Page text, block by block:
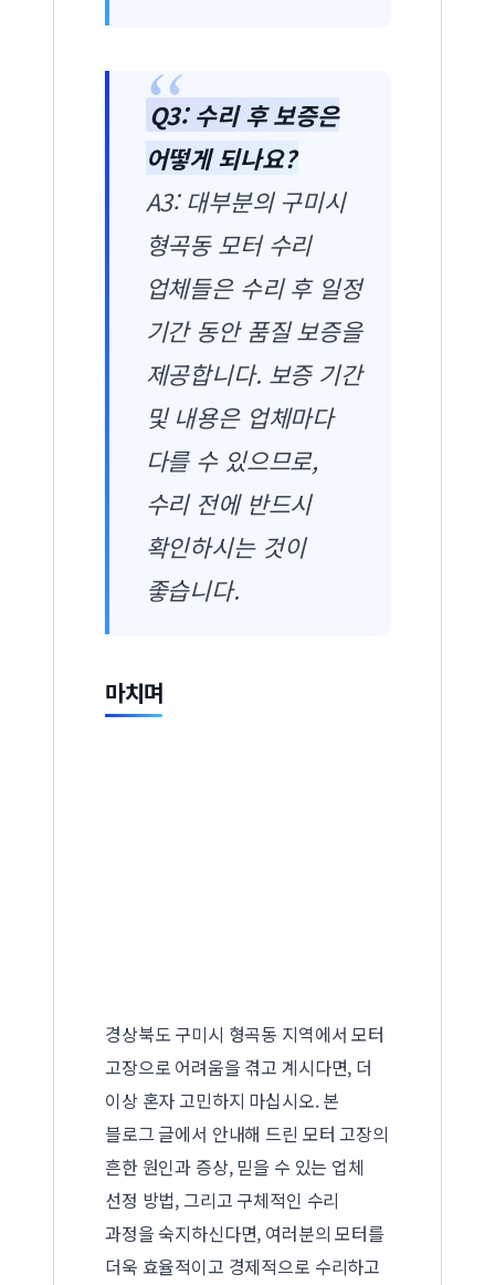
Q3: 수리 후 보증은
어떻게 되나요?
A3: 대부분의 구미시
형곡동 모터 수리
업체들은 수리 후 일정
기간 동안 품질 보증을
제공합니다. 보증 기간
및 내용은 업체마다
다를 수 있으므로,
수리 전에 반드시
확인하시는 것이
좋습니다.
마치며
경상북도 구미시 형곡동 지역에서 모터
고장으로 어려움을 겪고 계시다면, 더
이상 혼자 고민하지 마십시오. 본
블로그 글에서 안내해 드린 모터 고장의
흔한 원인과 증상, 믿을 수 있는 업체
선정 방법, 그리고 구체적인 수리
과정을 숙지하신다면, 여러분의 모터를
더욱 효율적이고 경제적으로 수리하고